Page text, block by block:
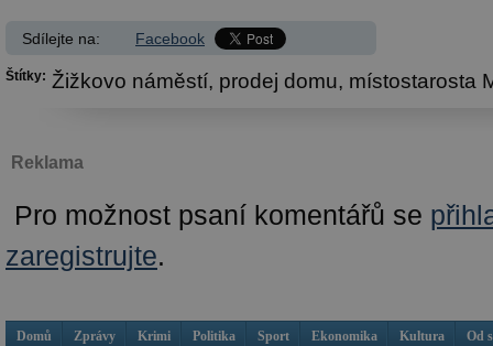
Sdílejte na: Facebook
Štítky: Žižkovo náměstí, prodej domu, místostarosta
Reklama
Pro možnost psaní komentářů se
zaregistrujte.
Domů Zprávy Krimi Politika Sport Ekonomika Kultura Od